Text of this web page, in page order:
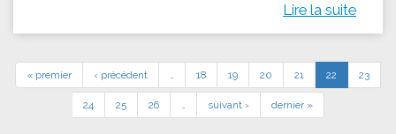
Lire la suite
« premier ‹ précédent … 18 19 20 21 22 23
24 25 26 … suivant › dernier »